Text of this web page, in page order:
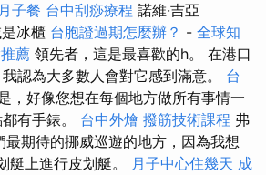
月子餐 台中刮痧療程 諾維·吉亞
冰櫃 台胞證過期怎麼辦？ - 全球知
薦 領先者，這是最喜歡的h。 在港口
認為大多數人會對它感到滿意。 台
，好像您想在每個地方做所有事情一
有手錶。 台中外燴 撥筋技術課程 弗
期待的挪威巡遊的地方，因為我想
上進行皮划艇。 月子中心住幾天 成